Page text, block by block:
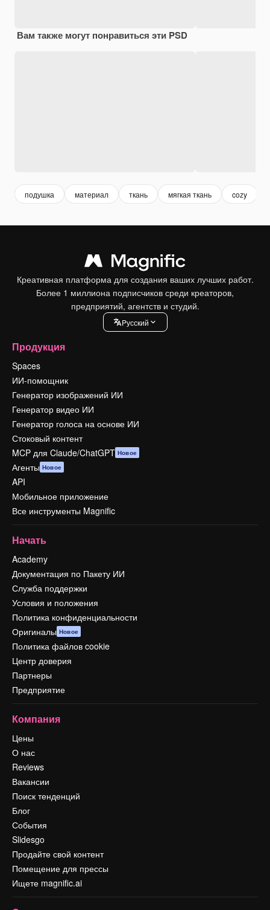
Вам также могут понравиться эти PSD
подушка материал ткань мягкая ткань cozy
Креативная платформа для создания ваших лучших работ.
Более 1 миллиона подписчиков среди креаторов,
предприятий, агентств и студий.
Pусский
Продукция
Spaces
ИИ-помощник
Генератор изображений ИИ
Генератор видео ИИ
Генератор голоса на основе ИИ
Стоковый контент
MCP для Claude/ChatGPT Новое
Агенты Новое
API
Мобильное приложение
Все инструменты Magnific
Начать
Academy
Документация по Пакету ИИ
Служба поддержки
Условия и положения
Политика конфиденциальности
Оригиналы Новое
Политика файлов cookie
Центр доверия
Партнеры
Предприятие
Компания
Цены
О нас
Reviews
Вакансии
Поиск тенденций
Блог
События
Slidesgo
Продайте свой контент
Помещение для прессы
Ищете magnific.ai